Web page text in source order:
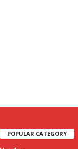
POPULAR CATEGORY